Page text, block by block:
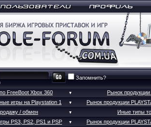
Запомнить?
FreeBoot Xbox 360 ▼
Рынок продукции
игры на Playstation 1
▼
Рынок продукции
/ обмен
▼
Иные типы
PS3, PS2, PS1 и PSP
▼
Рынок продукции